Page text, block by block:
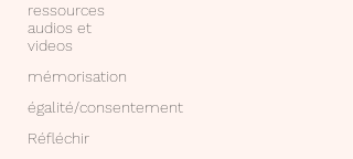
ressources
audios et
videos
mémorisation
égalité/consentement
Réfléchir